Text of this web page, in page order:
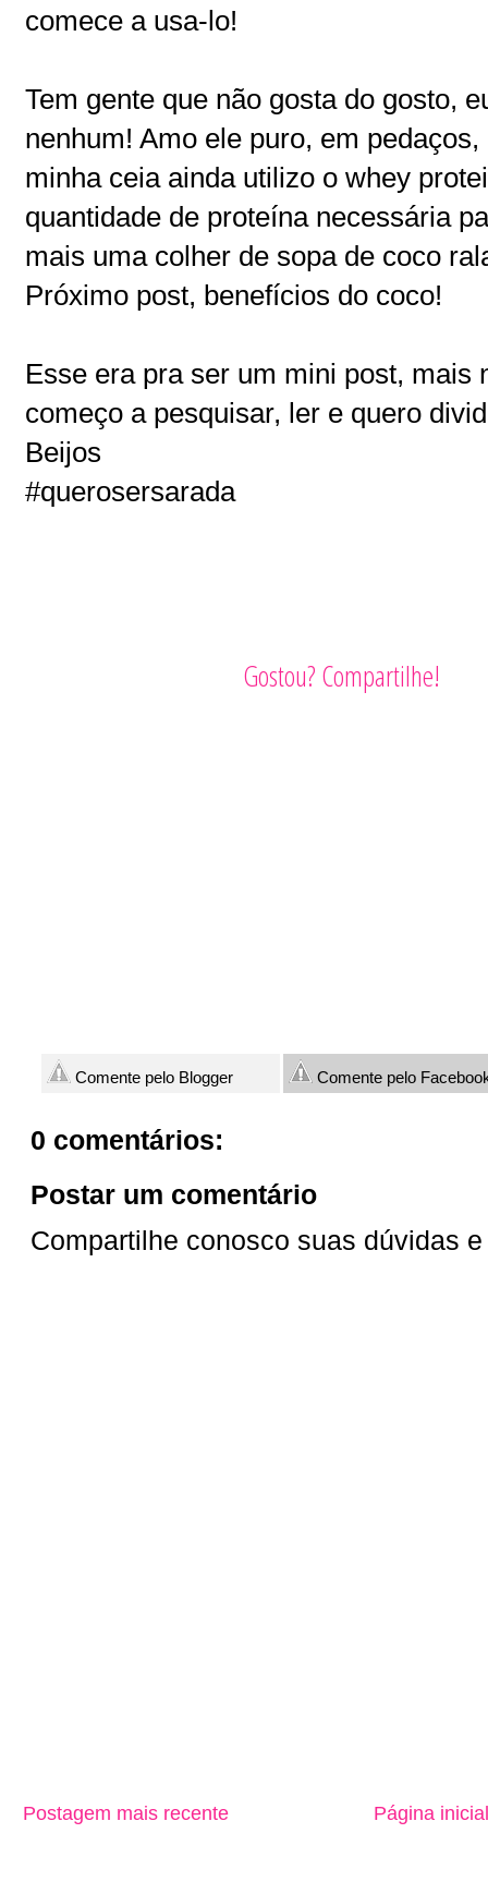
comece a usa-lo!
Tem gente que não gosta do gosto,
nenhum! Amo ele puro, em
minha ceia ainda utilizo o whey
quantidade de proteína necessária
mais uma colher de sopa de coco
Próximo post, benefícios do coco!
Esse era pra ser um mini post, mais
começo a pesquisar, ler e quero
Beijos
#querosersarada
Gostou? Compartilhe!
Comente pelo Blogger Comente pelo
0 comentários:
Postar um comentário
Compartilhe conosco suas dúvidas
Postagem mais recente Página inicial